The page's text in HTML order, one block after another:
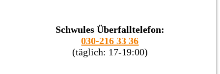
Schwules Überfalltelefon:
030-216 33 36
(täglich: 17-19:00)